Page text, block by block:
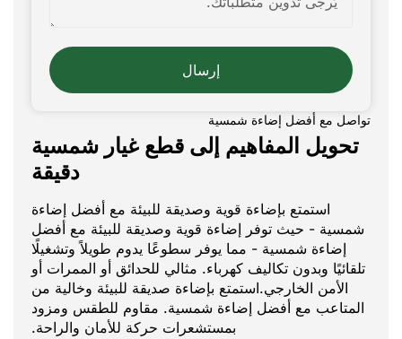
تواصل مع أفضل إضاءة شمسية
تحويل المفاهيم إلى قطع غيار شمسية
دقيقة
استمتع بإضاءة قوية وصديقة للبيئة مع أفضل إضاءة
شمسية - حيث توفر إضاءة قوية وصديقة للبيئة مع أفضل
إضاءة شمسية - مما يوفر سطوعًا يدوم طويلاً وتشغيلًا
تلقائيًا وبدون تكاليف كهرباء. مثالي للحدائق أو الممرات أو
الأمن الخارجي.استمتع بإضاءة صديقة للبيئة وخالية من
المتاعب مع أفضل إضاءة شمسية. مقاوم للطقس ومزود
بمستشعرات حركة للأمان والراحة.
إرسال